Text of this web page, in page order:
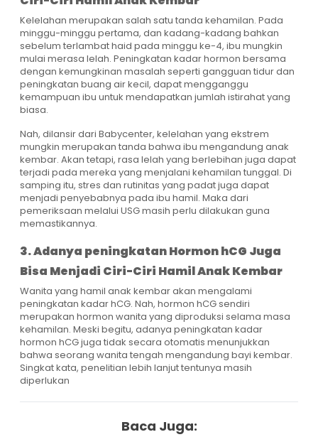
Kelelahan merupakan salah satu tanda kehamilan. Pada
minggu-minggu pertama, dan kadang-kadang bahkan
sebelum terlambat haid pada minggu ke-4, ibu mungkin
mulai merasa lelah. Peningkatan kadar hormon bersama
dengan kemungkinan masalah seperti gangguan tidur dan
peningkatan buang air kecil, dapat mengganggu
kemampuan ibu untuk mendapatkan jumlah istirahat yang
biasa.
Nah, dilansir dari Babycenter, kelelahan yang ekstrem
mungkin merupakan tanda bahwa ibu mengandung anak
kembar. Akan tetapi, rasa lelah yang berlebihan juga dapat
terjadi pada mereka yang menjalani kehamilan tunggal. Di
samping itu, stres dan rutinitas yang padat juga dapat
menjadi penyebabnya pada ibu hamil. Maka dari
pemeriksaan melalui USG masih perlu dilakukan guna
memastikannya.
3. Adanya peningkatan Hormon hCG Juga
Bisa Menjadi Ciri-Ciri Hamil Anak Kembar
Wanita yang hamil anak kembar akan mengalami
peningkatan kadar hCG. Nah, hormon hCG sendiri
merupakan hormon wanita yang diproduksi selama masa
kehamilan. Meski begitu, adanya peningkatan kadar
hormon hCG juga tidak secara otomatis menunjukkan
bahwa seorang wanita tengah mengandung bayi kembar.
Singkat kata, penelitian lebih lanjut tentunya masih
diperlukan
Baca Juga: